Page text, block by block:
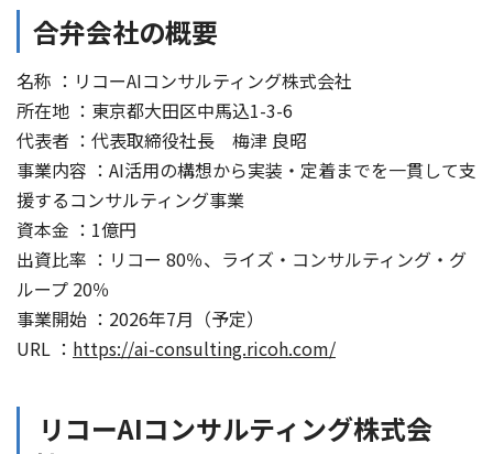
合弁会社の概要
名称 ：リコーAIコンサルティング株式会社
所在地 ：東京都大田区中馬込1-3-6
代表者 ：代表取締役社長 梅津 良昭
事業内容 ：AI活用の構想から実装・定着までを一貫して支
援するコンサルティング事業
資本金 ：1億円
出資比率 ：リコー 80％、ライズ・コンサルティング・グ
ループ 20％
事業開始 ：2026年7月（予定）
URL ： https://ai-consulting.ricoh.com/
リコーAIコンサルティング株式会